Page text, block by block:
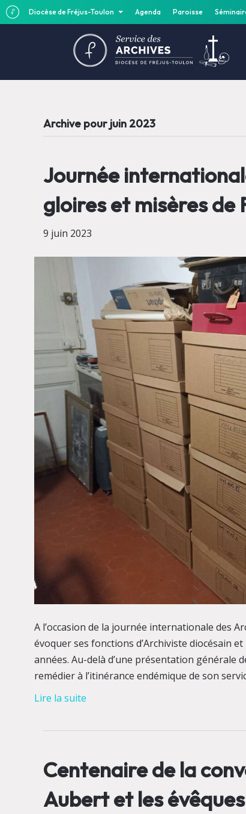
Diocèse de Fréjus-Toulon Agenda Paroisse
Archive pour juin 2023
Journée
gloires et misères de
9 juin 2023
A l’occasion de la journée internationale des
évoquer ses fonctions d’Archiviste diocésain
années. Au-delà d’une présentation générale
remédier à l’itinérance endémique de son
Lire la suite
Centenaire de la
Aubert et les